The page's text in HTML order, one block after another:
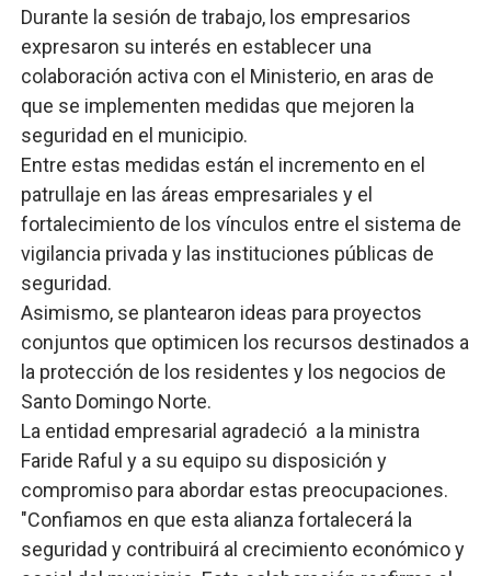
Durante la sesión de trabajo, los empresarios
expresaron su interés en establecer una
colaboración activa con el Ministerio, en aras de
que se implementen medidas que mejoren la
seguridad en el municipio.
Entre estas medidas están el incremento en el
patrullaje en las áreas empresariales y el
fortalecimiento de los vínculos entre el sistema de
vigilancia privada y las instituciones públicas de
seguridad.
Asimismo, se plantearon ideas para proyectos
conjuntos que optimicen los recursos destinados a
la protección de los residentes y los negocios de
Santo Domingo Norte.
La entidad empresarial agradeció a la ministra
Faride Raful y a su equipo su disposición y
compromiso para abordar estas preocupaciones.
"Confiamos en que esta alianza fortalecerá la
seguridad y contribuirá al crecimiento económico y